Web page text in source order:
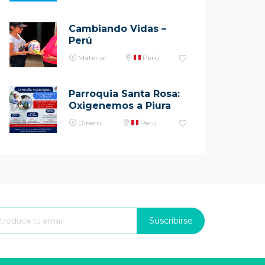
Cambiando Vidas –
Perú
Material Perú
Parroquia Santa Rosa:
Oxigenemos a Piura
Dinero Perú
Suscribirse